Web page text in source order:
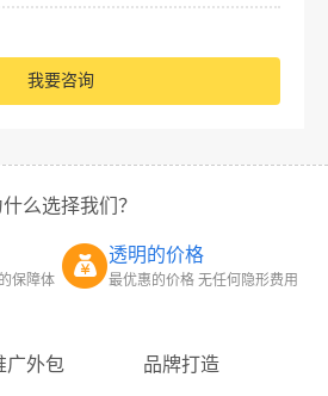
我要咨询
什么选择我们？
保障体
透明的价格
最优惠的价格 无任何隐形费用
广外包 品牌打造